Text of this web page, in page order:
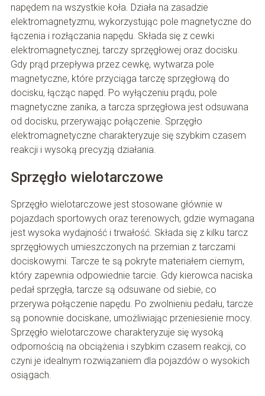
napędem na wszystkie koła. Działa na zasadzie
elektromagnetyzmu, wykorzystując pole magnetyczne do
łączenia i rozłączania napędu. Składa się z cewki
elektromagnetycznej, tarczy sprzęgłowej oraz docisku.
Gdy prąd przepływa przez cewkę, wytwarza pole
magnetyczne, które przyciąga tarczę sprzęgłową do
docisku, łącząc napęd. Po wyłączeniu prądu, pole
magnetyczne zanika, a tarcza sprzęgłowa jest odsuwana
od docisku, przerywając połączenie. Sprzęgło
elektromagnetyczne charakteryzuje się szybkim czasem
reakcji i wysoką precyzją działania.
Sprzęgło wielotarczowe
Sprzęgło wielotarczowe jest stosowane głównie w
pojazdach sportowych oraz terenowych, gdzie wymagana
jest wysoka wydajność i trwałość. Składa się z kilku tarcz
sprzęgłowych umieszczonych na przemian z tarczami
dociskowymi. Tarcze te są pokryte materiałem ciernym,
który zapewnia odpowiednie tarcie. Gdy kierowca naciska
pedał sprzęgła, tarcze są odsuwane od siebie, co
przerywa połączenie napędu. Po zwolnieniu pedału, tarcze
są ponownie dociskane, umożliwiając przeniesienie mocy.
Sprzęgło wielotarczowe charakteryzuje się wysoką
odpornością na obciążenia i szybkim czasem reakcji, co
czyni je idealnym rozwiązaniem dla pojazdów o wysokich
osiągach.